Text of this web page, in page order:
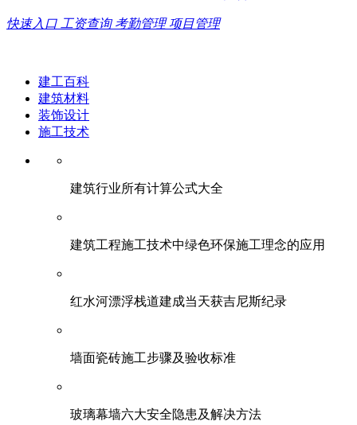
快速入口 工资查询 考勤管理 项目管理
建工百科
建筑材料
装饰设计
施工技术
建筑行业所有计算公式大全
建筑工程施工技术中绿色环保施工理念的应用
红水河漂浮栈道建成当天获吉尼斯纪录
墙面瓷砖施工步骤及验收标准
玻璃幕墙六大安全隐患及解决方法